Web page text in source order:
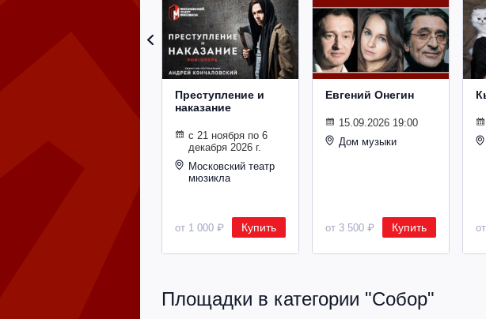
Преступление и
наказание
с 21 ноября по 6
декабря 2026 г.
Московский театр
мюзикла
от 1 000 ₽ Купить
Евгений Онегин
15.09.2026 19:00
Дом музыки
от 3 500 ₽ Купить
Площадки в категории "Собор"